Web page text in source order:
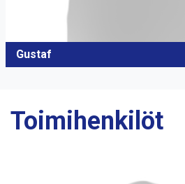
Gustaf
Toimihenkilöt